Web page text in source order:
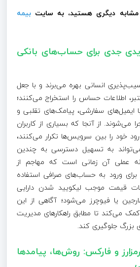
مشابه دیگری هستید، به سایت بیمه
جدی برای حساب‌های بانکی
انسانی بهره می‌برند و با جعل
اطلاعات حساس را استخراج می‌کنند؛
ایمیل‌های سفارشی، پیامک‌های تقلبی و
می‌شوند. از آنجا که بسیاری از کاربران
خود را بین سرویس‌ها تکرار می‌کنند،
به تسهیل دسترسی به چندین
عملی آن زمانی است که مهاجم از
ورود به حساب‌های صرافی استفاده
قیمت موجب لیکویید شدن دارایی
یا فیوچرز می‌شود؛ آگاهی از این
کمک می‌کند تا مطابق راهکارهای مدیریت
بزرگ جلوگیری کند.
و فارکس: روش‌ها، پیامدها